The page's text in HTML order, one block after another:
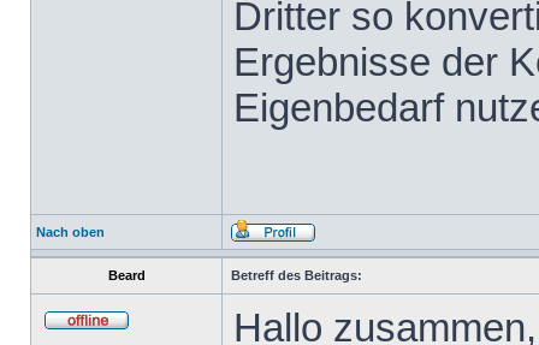
Dritter so
Ergebnisse der
Eigenbedarf
Nach oben
Beard Betreff des Beitrags:
Hallo zusammen,